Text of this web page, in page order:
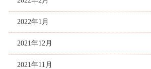
2022年1月
2021年12月
2021年11月